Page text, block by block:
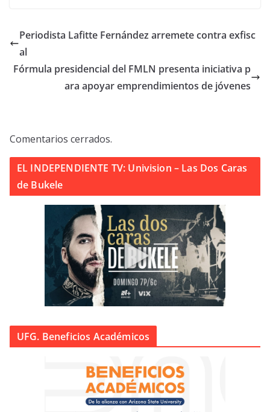
Periodista Lafitte Fernández arremete contra exfisc
al
Fórmula presidencial del FMLN presenta iniciativa p
ara apoyar emprendimientos de jóvenes
Comentarios cerrados.
EL INDEPENDIENTE TV: Univision – Las Dos Caras
de Bukele
UFG. Beneficios Académicos